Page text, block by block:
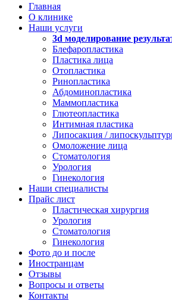
Главная
О клинике
Наши услуги
3d моделирование
Блефаропластика
Пластика лица
Отопластика
Ринопластика
Абдоминопластика
Маммопластика
Глютеопластика
Интимная пластика
Липосакция /
Омоложение лица
Стоматология
Урология
Гинекология
Наши специалисты
Прайс лист
Пластическая хирургия
Урология
Стоматология
Гинекология
Фото до и после
Иностранцам
Отзывы
Вопросы и ответы
Контакты